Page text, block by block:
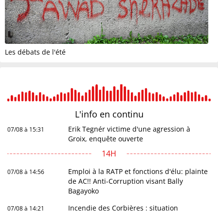
Les débats de l'été
L'info en continu
07/08 à 15:31
Erik Tegnér victime d'une agression à
Groix, enquête ouverte
14H
07/08 à 14:56
Emploi à la RATP et fonctions d'élu: plainte
de AC!! Anti-Corruption visant Bally
Bagayoko
07/08 à 14:21
Incendie des Corbières : situation